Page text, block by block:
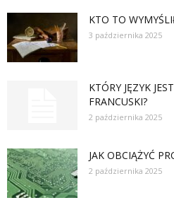
KTO TO
3 października 2025
KTÓRY JĘZYK
FRANCUSKI?
2 października 2025
JAK OBCIĄŻYĆ
2 października 2025